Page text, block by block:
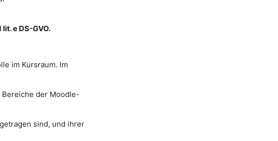
e DS-GVO.
im Kursraum. Im
der Moodle-
sind, und ihrer